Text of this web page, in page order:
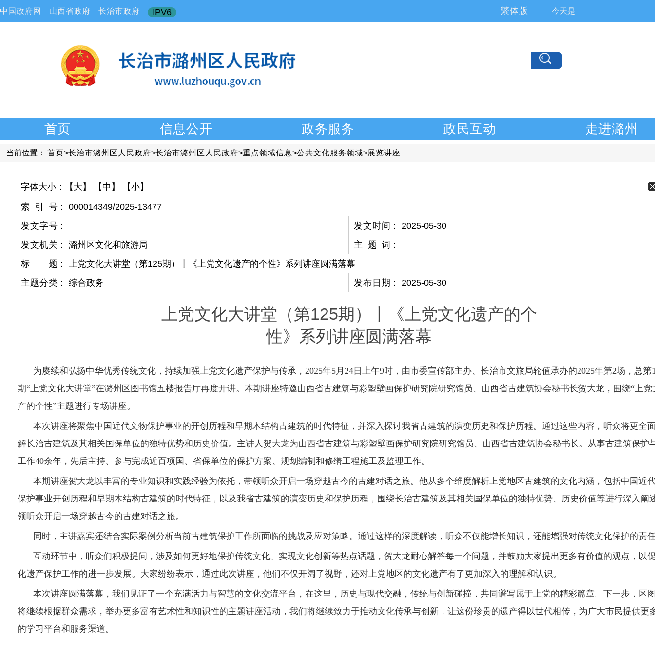
中国政府网 山西省政府 长治市政府 IPV6 今天是
繁体版
首页 信息公开 政务服务 政民互动 走进潞州
当前位置： 首页>长治市潞州区人民政府>长治市潞州区人民政府>重点领域信息>公共文化服务领域>展览讲座
字体大小： 【大】 【中】 【小】
索引号 ：
000014349/2025-13477
发文字号 ： 发文时间 ：
2025-05-30
发文机关 ： 潞州区文化和旅游局 主题词 ：
标题 ：
上党文化大讲堂（第125期）丨《上党文化遗产的个性》系列讲座圆满落幕
主题分类 ： 综合政务 发布日期 ： 2025-05-30
上党文化大讲堂（第125期）丨《上党文化遗产的个
性》系列讲座圆满落幕
为赓续和弘扬中华优秀传统文化，持续加强上党文化遗产保护与传承，2025年5月24日上午9时，由市委宣传部主办、长治市文旅局轮值承办的2025年第2场，总第
期“上党文化大讲堂”在潞州区图书馆五楼报告厅再度开讲。本期讲座特邀山西省古建筑与彩塑壁画保护研究院研究馆员、山西省古建筑协会秘书长贺大龙，围绕“上党
产的个性”主题进行专场讲座。
本次讲座将聚焦中国近代文物保护事业的开创历程和早期木结构古建筑的时代特征，并深入探讨我省古建筑的演变历史和保护历程。通过这些内容，听众将更全
解长治古建筑及其相关国保单位的独特优势和历史价值。主讲人贺大龙为山西省古建筑与彩塑壁画保护研究院研究馆员、山西省古建筑协会秘书长。从事古建筑保护
工作40余年，先后主持、参与完成近百项国、省保单位的保护方案、规划编制和修缮工程施工及监理工作。
本期讲座贺大龙以丰富的专业知识和实践经验为依托，带领听众开启一场穿越古今的古建对话之旅。他从多个维度解析上党地区古建筑的文化内涵，包括中国近
保护事业开创历程和早期木结构古建筑的时代特征，以及我省古建筑的演变历史和保护历程，围绕长治古建筑及其相关国保单位的独特优势、历史价值等进行深入阐
领听众开启一场穿越古今的古建对话之旅。
同时，主讲嘉宾还结合实际案例分析当前古建筑保护工作所面临的挑战及应对策略。通过这样的深度解读，听众不仅能增长知识，还能增强对传统文化保护的责
互动环节中，听众们积极提问，涉及如何更好地保护传统文化、实现文化创新等热点话题，贺大龙耐心解答每一个问题，并鼓励大家提出更多有价值的观点，以
化遗产保护工作的进一步发展。大家纷纷表示，通过此次讲座，他们不仅开阔了视野，还对上党地区的文化遗产有了更加深入的理解和认识。
本次讲座圆满落幕，我们见证了一个充满活力与智慧的文化交流平台，在这里，历史与现代交融，传统与创新碰撞，共同谱写属于上党的精彩篇章。下一步，区
将继续根据群众需求，举办更多富有艺术性和知识性的主题讲座活动，我们将继续致力于推动文化传承与创新，让这份珍贵的遗产得以世代相传，为广大市民提供更
的学习平台和服务渠道。